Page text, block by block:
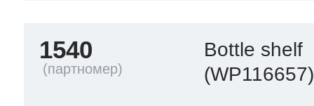
1540
Bottle shelf
(WP116657)